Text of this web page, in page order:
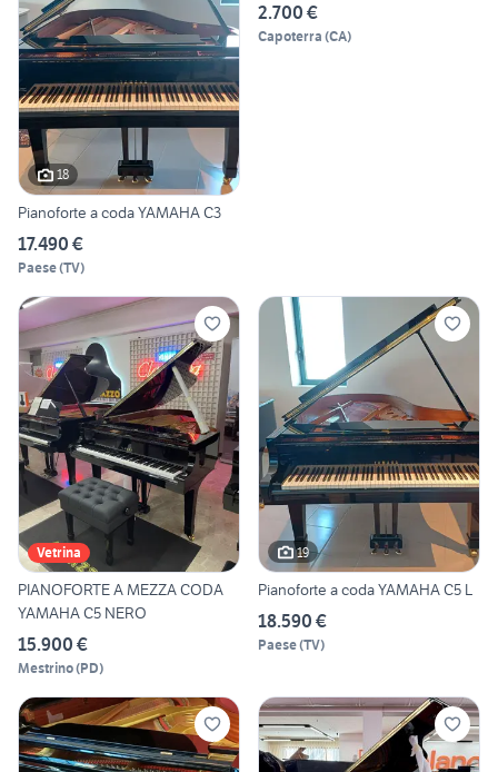
18
Pianoforte a coda YAMAHA C3
17.490 €
Paese(TV)
2.700 €
Capoterra (CA)
Vetrina
PIANOFORTE A MEZZA CODA
YAMAHA C5 NERO
15.900 €
Mestrino(PD)
19
Pianoforte a coda YAMAHA C5 L
18.590 €
Paese(TV)